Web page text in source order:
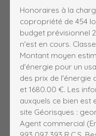
Honoraires à la
copropriété de 454
budget prévisionnel
n'est en cours.
Montant moyen
d'énergie pour un
des prix de l'énergie
et 1680.00 €. Les
auxquels ce bien est
site Géorisques :
Agent commercial